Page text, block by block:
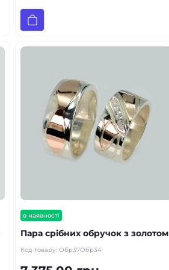
в наявності
Пара срібних обручок з золотом
Код товару: Обр37Обр34